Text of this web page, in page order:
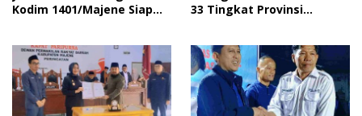
Kodim 1401/Majene Siap
33 Tingkat Provinsi
Keluarga